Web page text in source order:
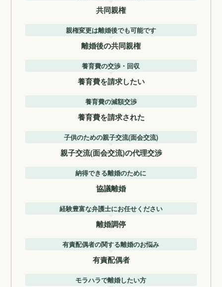
共同親権
親権変更は離婚後でも可能です
離婚後の共同親権
養育費の交渉・回収
養育費を請求したい
養育費の減額交渉
養育費を請求された
子供のための親子交流(面会交流)
親子交流(面会交流)の代理交渉
納得できる離婚のために
協議離婚
経験豊富な弁護士にお任せください
離婚調停
有責配偶者の関する離婚のお悩み
有責配偶者
モラハラで離婚したい方